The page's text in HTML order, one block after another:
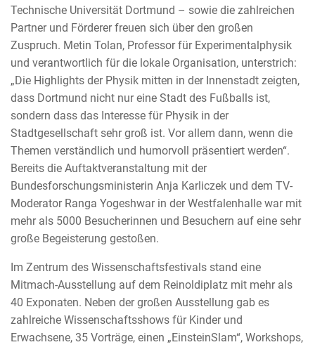
Technische Universität Dortmund – sowie die zahlreichen
Partner und Förderer freuen sich über den großen
Zuspruch. Metin Tolan, Professor für Experimentalphysik
und verantwortlich für die lokale Organisation, unterstrich:
„Die Highlights der Physik mitten in der Innenstadt zeigten,
dass Dortmund nicht nur eine Stadt des Fußballs ist,
sondern dass das Interesse für Physik in der
Stadtgesellschaft sehr groß ist. Vor allem dann, wenn die
Themen verständlich und humorvoll präsentiert werden“.
Bereits die Auftaktveranstaltung mit der
Bundesforschungsministerin Anja Karliczek und dem TV-
Moderator Ranga Yogeshwar in der Westfalenhalle war mit
mehr als 5000 Besucherinnen und Besuchern auf eine sehr
große Begeisterung gestoßen.
Im Zentrum des Wissenschaftsfestivals stand eine
Mitmach-Ausstellung auf dem Reinoldiplatz mit mehr als
40 Exponaten. Neben der großen Ausstellung gab es
zahlreiche Wissenschaftsshows für Kinder und
Erwachsene, 35 Vorträge, einen „EinsteinSlam“, Workshops,